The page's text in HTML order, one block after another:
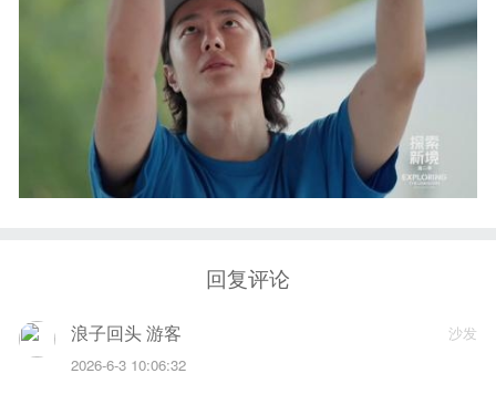
回复评论
沙发
浪子回头 游客
2026-6-3 10:06:32